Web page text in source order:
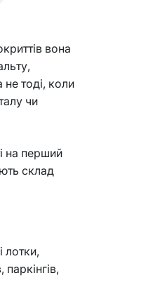
вона
не тоді, коли
чи
на перший
склад
лотки,